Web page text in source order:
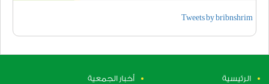
Tweets by bribnshrim
الرئيسية
أخبار الجمعية